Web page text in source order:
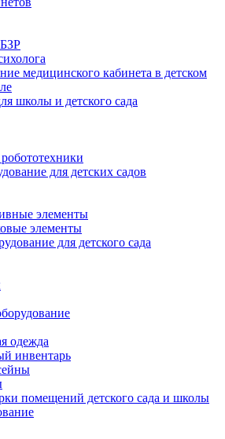
медицинского кабинета в детском
школы и детского сада
для детских садов
элементы
элементы
для детского сада
одежда
инвентарь
помещений детского сада и школы